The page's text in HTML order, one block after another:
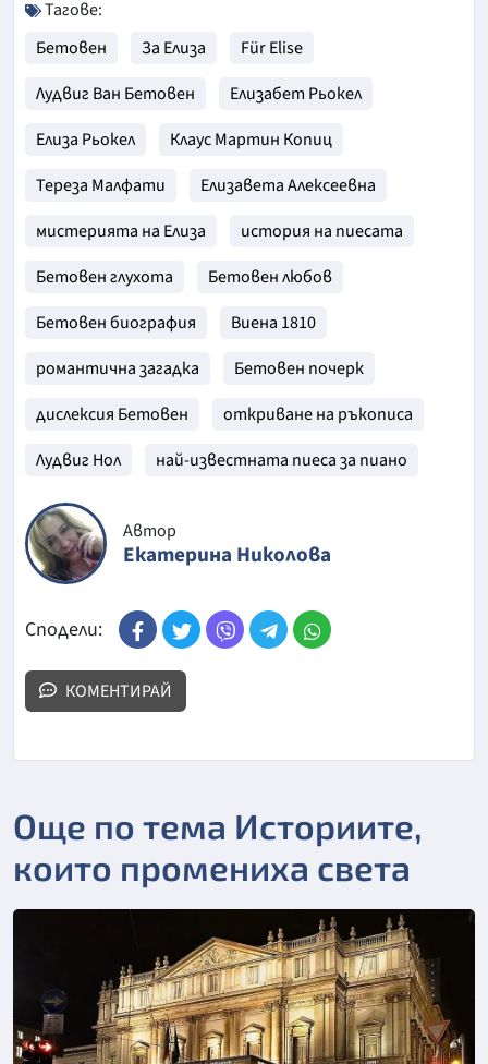
Тагове:
Бетовен
За Елиза
Für Elise
Лудвиг Ван Бетовен
Елизабет Рьокел
Елиза Рьокел
Клаус Мартин Копиц
Тереза Малфати
Елизавета Алексеевна
мистерията на Елиза
история на пиесата
Бетовен глухота
Бетовен любов
Бетовен биография
Виена 1810
романтична загадка
Бетовен почерк
дислексия Бетовен
откриване на ръкописа
Лудвиг Нол
най-известната пиеса за пиано
Автор
Екатерина Николова
Сподели:
КОМЕНТИРАЙ
Още по тема Историите,
които промениха света